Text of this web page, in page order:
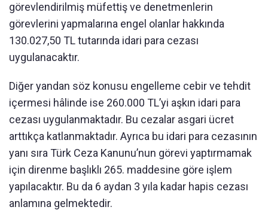
görevlendirilmiş müfettiş ve denetmenlerin
görevlerini yapmalarına engel olanlar hakkında
130.027,50 TL tutarında idari para cezası
uygulanacaktır.
Diğer yandan söz konusu engelleme cebir ve tehdit
içermesi hâlinde ise 260.000 TL’yi aşkın idari para
cezası uygulanmaktadır. Bu cezalar asgari ücret
arttıkça katlanmaktadır. Ayrıca bu idari para cezasının
yanı sıra Türk Ceza Kanunu’nun görevi yaptırmamak
için direnme başlıklı 265. maddesine göre işlem
yapılacaktır. Bu da 6 aydan 3 yıla kadar hapis cezası
anlamına gelmektedir.